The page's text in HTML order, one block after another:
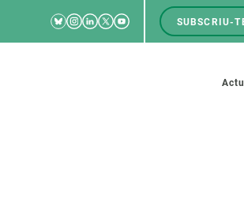
RRSS
Bluesky
Instagram
Linkedin
TwitterYoutube
SUBSCRIU-